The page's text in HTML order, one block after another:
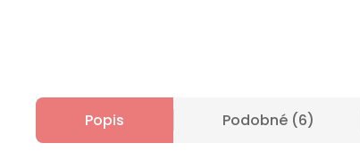
Popis Podobné (6)